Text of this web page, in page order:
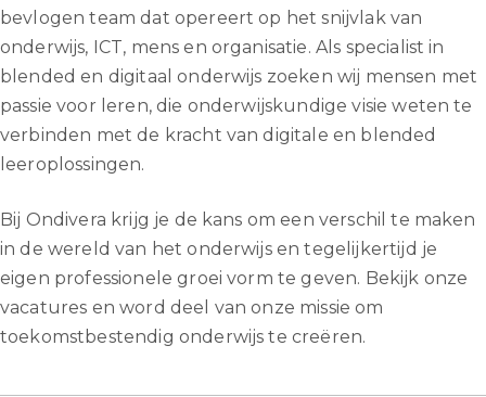
bevlogen team dat opereert op het snijvlak van
onderwijs, ICT, mens en organisatie. Als specialist in
blended en digitaal onderwijs zoeken wij mensen met
passie voor leren, die onderwijskundige visie weten te
verbinden met de kracht van digitale en blended
leeroplossingen.
Bij Ondivera krijg je de kans om een verschil te maken
in de wereld van het onderwijs en tegelijkertijd je
eigen professionele groei vorm te geven. Bekijk onze
vacatures en word deel van onze missie om
toekomstbestendig onderwijs te creëren.